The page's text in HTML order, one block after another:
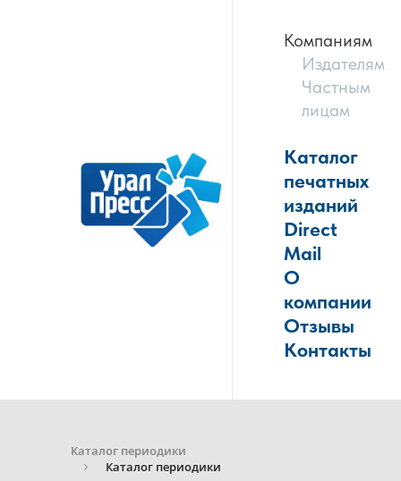
Компаниям
Издателям
Частным
лицам
Каталог
печатных
изданий
Direct
Mail
О
компании
Отзывы
Контакты
Каталог периодики
Каталог периодики